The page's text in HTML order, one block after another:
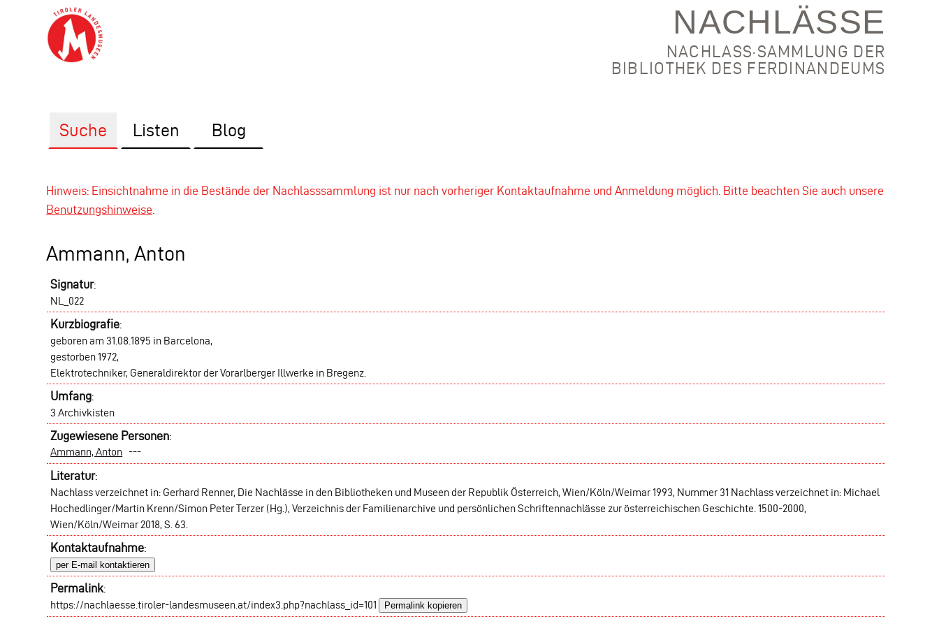
NACHLÄSSE
NACHLASS·SAMMLUNG DER
BIBLIOTHEK DES FERDINANDEUMS
Suche Listen Blog
Hinweis: Einsichtnahme in die Bestände der Nachlasssammlung ist nur nach vorheriger Kontaktaufnahme und Anmeldung möglich. Bitte beachten Sie auch unsere
Benutzungshinweise
Ammann, Anton
Signatur:
NL_022
Kurzbiografie:
geboren am 31.08.1895 in Barcelona,
gestorben 1972,
Elektrotechniker, Generaldirektor der Vorarlberger Illwerke in Bregenz.
Umfang:
3 Archivkisten
Zugewiesene Personen:
Ammann, Anton ---
Literatur:
Nachlass verzeichnet in: Gerhard Renner, Die Nachlässe in den Bibliotheken und Museen der Republik Österreich, Wien/Köln/Weimar 1993, Nummer 31 Nachlass verzeichnet in: Michael
Hochedlinger/Martin Krenn/Simon Peter Terzer (Hg.), Verzeichnis der Familienarchive und persönlichen Schriftennachlässe zur österreichischen Geschichte. 1500-2000,
Wien/Köln/Weimar 2018, S. 63.
Kontaktaufnahme:
per E-mail kontaktieren
Permalink:
https://nachlaesse.tiroler-landesmuseen.at/index3.php?nachlass_id=101 Permalink kopieren